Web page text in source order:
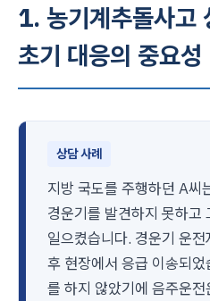
1. 농기계추돌사고
초기 대응의 중요성
상담 사례
지방 국도를 주행하던 A씨
경운기를 발견하지 못하고
일으켰습니다. 경운기 운
후 현장에서 응급 이송되
를 하지 않았기에 음주운